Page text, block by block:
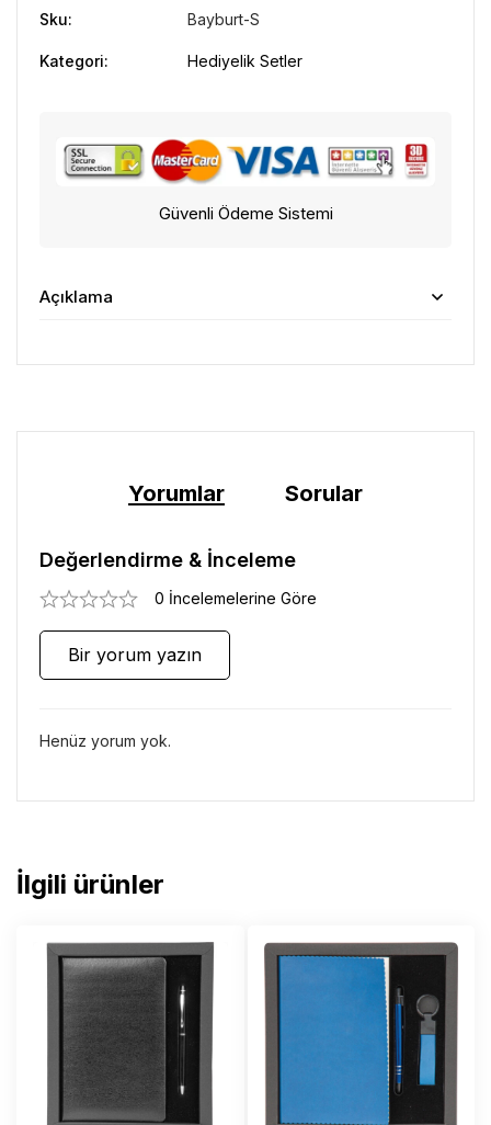
Sku: Bayburt-S
Kategori: Hediyelik Setler
Güvenli Ödeme Sistemi
Açıklama
Yorumlar Sorular
Değerlendirme & İnceleme
0 İncelemelerine Göre
Bir yorum yazın
Henüz yorum yok.
İlgili ürünler